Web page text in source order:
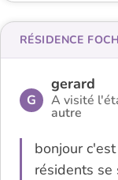
G
gerard
A visité
autre
bonjour
résidents
RÉSIDENCE FOCH